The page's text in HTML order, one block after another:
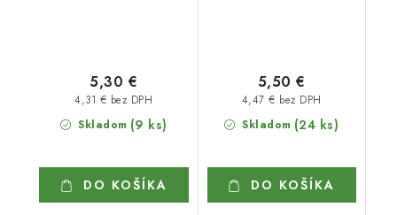
Skladom (9 ks)
4,31 € bez DPH
5,30 €
DO KOŠÍKA
Skladom (24 ks)
4,47 € bez DPH
5,50 €
DO KOŠÍKA